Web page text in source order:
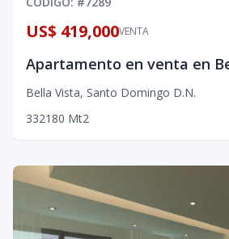
VENTA
US$ 419,000
Apartamento en venta en
Bella Vista, Santo Domingo D.N.
332180 Mt2